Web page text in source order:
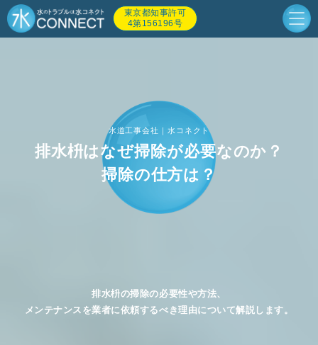
東京都知事許可
4第156196号
水道工事会社｜水コネクト
排水枡はなぜ掃除が必要なのか？
掃除の仕方は？
排水枡の掃除の必要性や方法、
メンテナンスを業者に依頼するべき理由について解説します。